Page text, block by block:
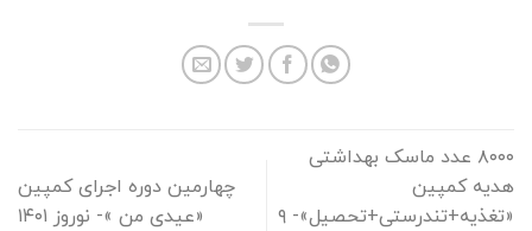
۸۰۰۰ عدد ماسک بهداشتی
هدیه کمپین
«تغذیه+تندرستی+تحصیل»- ۹
چهارمین دوره اجرای کمپین
«عیدی من »- نوروز ۱۴۰۱